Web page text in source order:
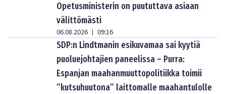
Opetusministerin on puututtava asiaan
välittömästi
06.08.2026 | 09:16
SDP:n Lindtmanin esikuvamaa sai kyytiä
puoluejohtajien paneelissa – Purra:
Espanjan maahanmuuttopolitiikka toimii
”kutsuhuutona” laittomalle maahantulolle